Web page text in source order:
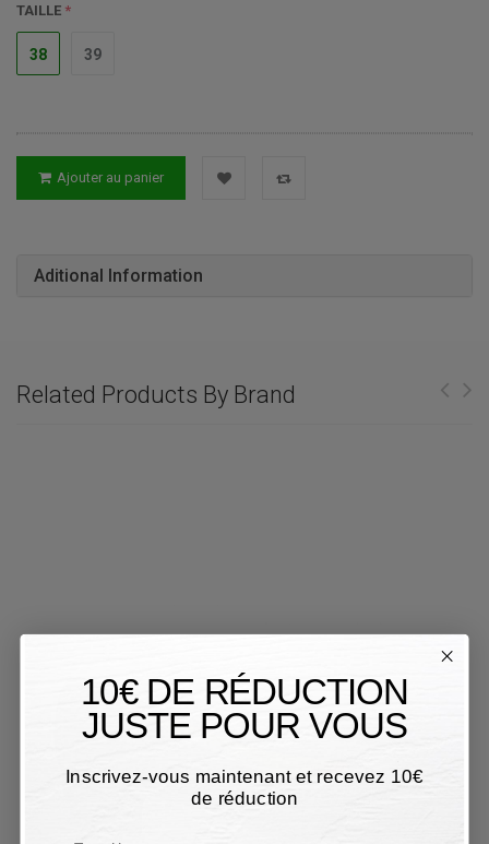
TAILLE
38 39
Ajouter au panier
Aditional Information
Related Products By Brand
10€ DE RÉDUCTION
JUSTE POUR VOUS
Inscrivez-vous maintenant et recevez 10€
de réduction